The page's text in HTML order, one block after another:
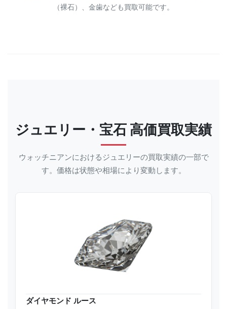
（裸石）、金歯なども買取可能です。
ジュエリー・宝石 高価買取実績
ウォッチニアンにおけるジュエリーの買取実績の一部で
す。価格は状態や相場により変動します。
ダイヤモンド ルース